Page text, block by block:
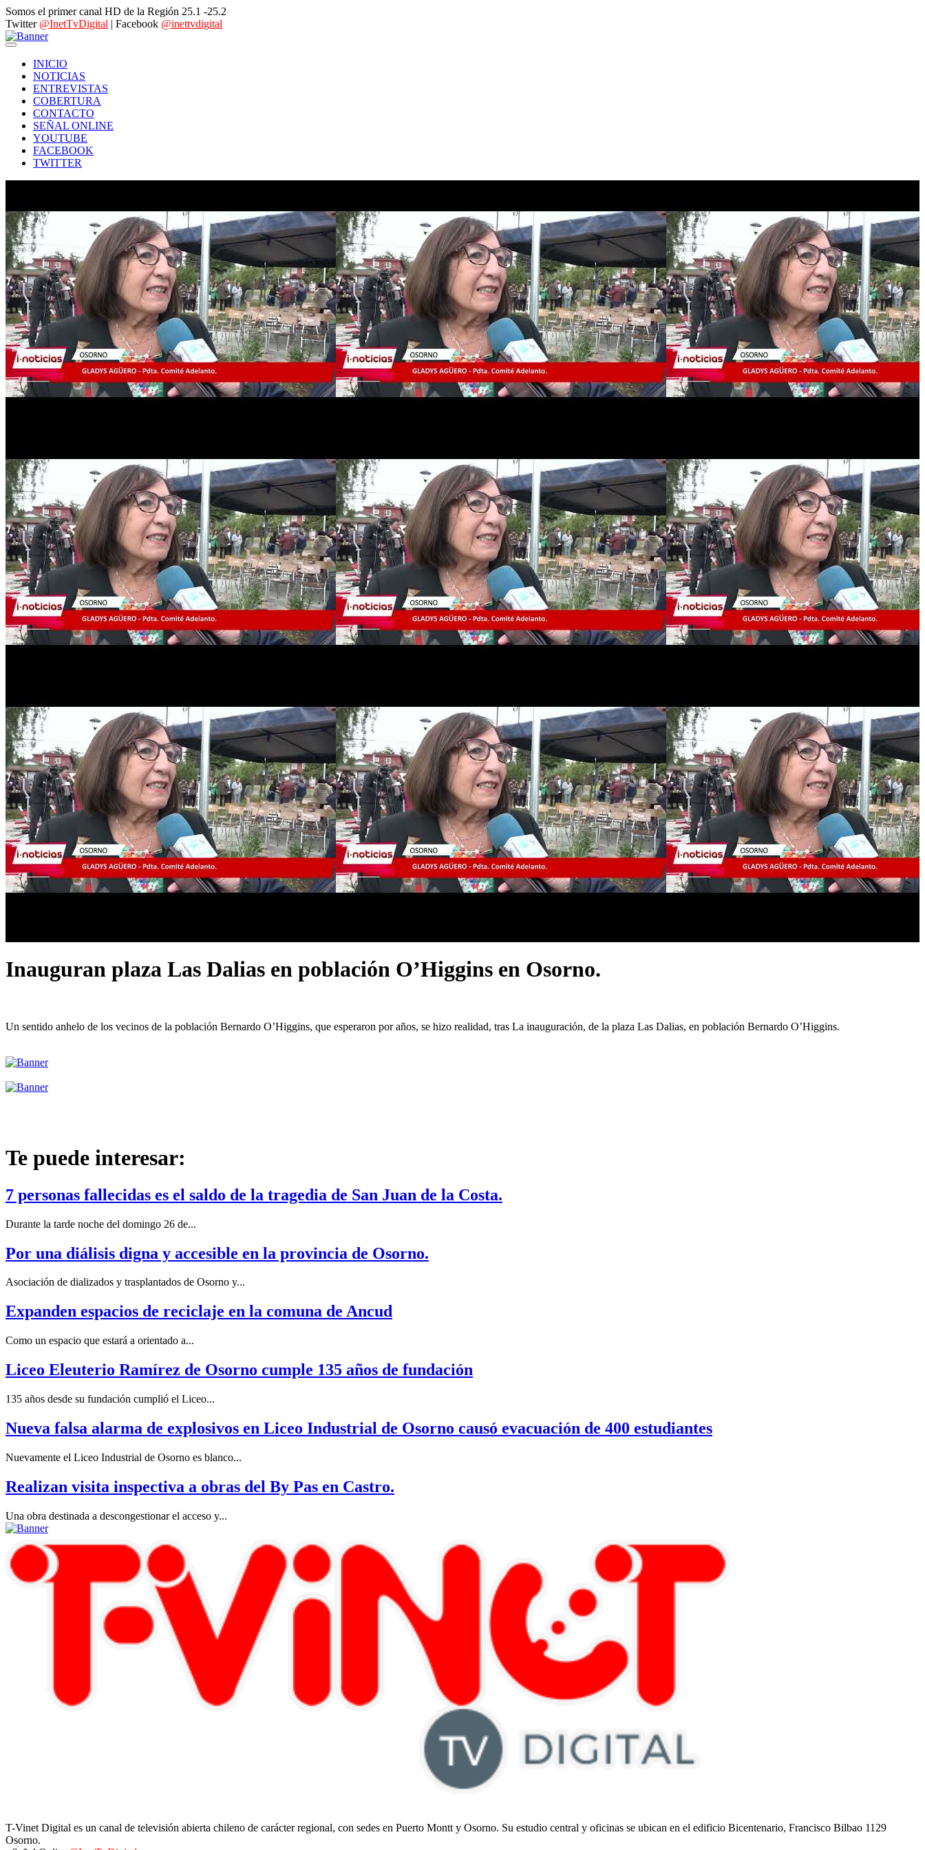
Somos el primer canal HD de la Región 25.1 -25.2
Twitter @InetTvDigital | Facebook @inettvdigital
INICIO
NOTICIAS
ENTREVISTAS
COBERTURA
CONTACTO
SEÑAL ONLINE
YOUTUBE
FACEBOOK
TWITTER
Inauguran plaza Las Dalias en población O’Higgins en Osorno.
Un sentido anhelo de los vecinos de la población Bernardo O’Higgins, que esperaron por años, se hizo realidad, tras La inauguración, de la plaza Las Dalias, en población Bernardo O’Higgins.
Te puede interesar:
7 personas fallecidas es el saldo de la tragedia de San Juan de la Costa.
Durante la tarde noche del domingo 26 de...
Por una diálisis digna y accesible en la provincia de Osorno.
Asociación de dializados y trasplantados de Osorno y...
Expanden espacios de reciclaje en la comuna de Ancud
Como un espacio que estará a orientado a...
Liceo Eleuterio Ramírez de Osorno cumple 135 años de fundación
135 años desde su fundación cumplió el Liceo...
Nueva falsa alarma de explosivos en Liceo Industrial de Osorno causó evacuación de 400 estudiantes
Nuevamente el Liceo Industrial de Osorno es blanco...
Realizan visita inspectiva a obras del By Pas en Castro.
Una obra destinada a descongestionar el acceso y...
T-Vinet Digital es un canal de televisión abierta chileno de carácter regional, con sedes en Puerto Montt y Osorno. Su estudio central y oficinas se ubican en el edificio Bicentenario, Francisco Bilbao 1129
Osorno.